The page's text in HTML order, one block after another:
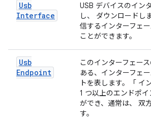
Usb
Interface
USB デバイスのイン
し、 ダウンロードし
信するインターフェ
ことができます。
Usb
Endpoint
このインターフェー
ある、インターフェ
トを表します。「 イ
1 つ以上のエンドポ
ができ、通常は、 双
す。